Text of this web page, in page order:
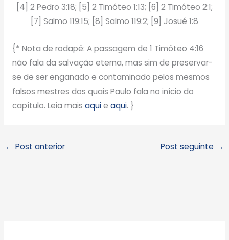
[4] 2 Pedro 3:18; [5] 2 Timóteo 1:13; [6] 2 Timóteo 2:1;
[7] Salmo 119:15; [8] Salmo 119:2; [9] Josué 1:8
{* Nota de rodapé: A passagem de 1 Timóteo 4:16
não fala da salvação eterna, mas sim de preservar-
se de ser enganado e contaminado pelos mesmos
falsos mestres dos quais Paulo fala no início do
capítulo. Leia mais aquie aqui. }
← Post anterior Post seguinte →